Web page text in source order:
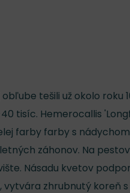
tešili už okolo roku
tisíc. Hemerocallis
farby farby s
záhonov. Na
Násadu kvetov
vytvára zhrubnutý koreň s